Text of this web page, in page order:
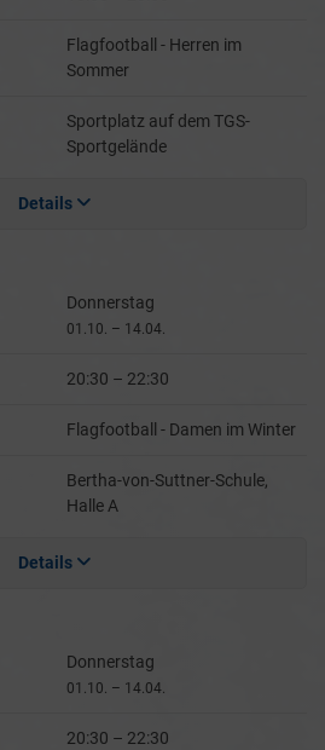
Flagfootball - Herren im
Sommer
Sportplatz auf dem TGS-
Sportgelände
Details
Donnerstag
01.10. – 14.04.
20:30 – 22:30
Flagfootball - Damen im Winter
Bertha-von-Suttner-Schule,
Halle A
Details
Donnerstag
01.10. – 14.04.
20:30 – 22:30